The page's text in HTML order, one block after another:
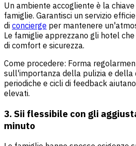
Un ambiente accogliente è la
famiglie. Garantisci un servizio
di concierge per mantenere
Le famiglie apprezzano gli hotel
di comfort e sicurezza.
Come procedere: Forma
sull'importanza della pulizia e della
periodiche e cicli di feedback
elevati.
3. Sii flessibile con gli
minuto